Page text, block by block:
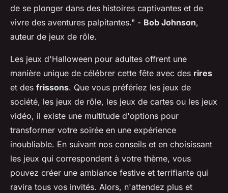
de se plonger dans des histoires captivantes et de
vivre des aventures palpitantes." - Bob Johnson,
auteur de jeux de rôle.
Les jeux d'Halloween pour adultes offrent une
manière unique de célébrer cette fête avec des rires
et des frissons. Que vous préfériez les jeux de
société, les jeux de rôle, les jeux de cartes ou les jeux
vidéo, il existe une multitude d'options pour
transformer votre soirée en une expérience
inoubliable. En suivant nos conseils et en choisissant
les jeux qui correspondent à votre thème, vous
pouvez créer une ambiance festive et terrifiante qui
ravira tous vos invités. Alors, n'attendez plus et